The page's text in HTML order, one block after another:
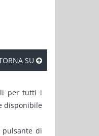
SU
per tutti i
disponibile
di